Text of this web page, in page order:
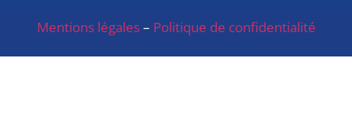
Mentions légales– Politique de confidentialité